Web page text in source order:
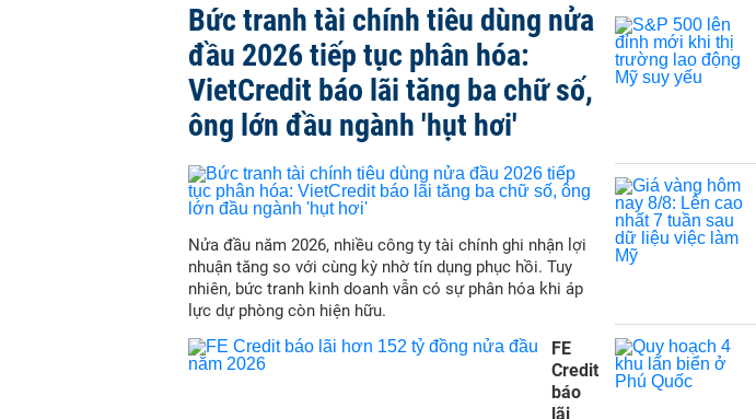
Bức tranh tài chính tiêu dùng nửa
đầu 2026 tiếp tục phân hóa:
VietCredit báo lãi tăng ba chữ số,
ông lớn đầu ngành 'hụt hơi'
Nửa đầu năm 2026, nhiều công ty tài chính ghi nhận lợi
nhuận tăng so với cùng kỳ nhờ tín dụng phục hồi. Tuy
nhiên, bức tranh kinh doanh vẫn có sự phân hóa khi áp
lực dự phòng còn hiện hữu.
FE
Credit
báo
lãi